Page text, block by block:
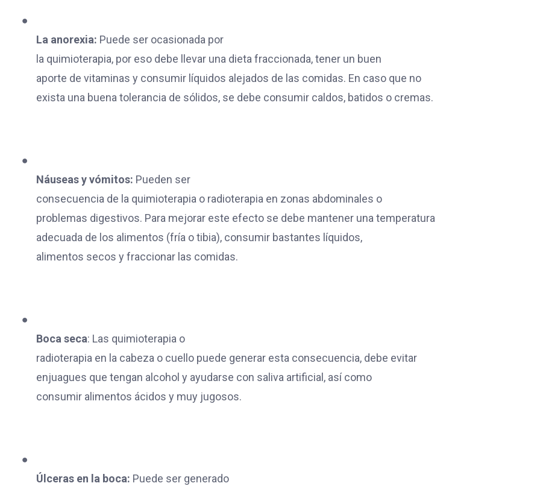
●
La anorexia: Puede ser ocasionada por
la quimioterapia, por eso debe llevar una dieta fraccionada, tener un buen
aporte de vitaminas y consumir líquidos alejados de las comidas. En caso que no
exista una buena tolerancia de sólidos, se debe consumir caldos, batidos o cremas.
●
Náuseas y vómitos: Pueden ser
consecuencia de la quimioterapia o radioterapia en zonas abdominales o
problemas digestivos. Para mejorar este efecto se debe mantener una temperatura
adecuada de los alimentos (fría o tibia), consumir bastantes líquidos,
alimentos secos y fraccionar las comidas.
●
Boca seca: Las quimioterapia o
radioterapia en la cabeza o cuello puede generar esta consecuencia, debe evitar
enjuagues que tengan alcohol y ayudarse con saliva artificial, así como
consumir alimentos ácidos y muy jugosos.
●
Úlceras en la boca: Puede ser generado